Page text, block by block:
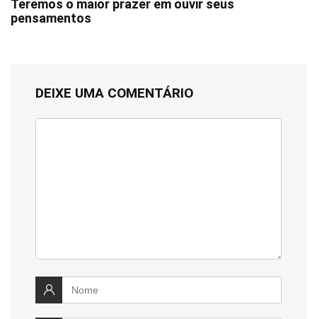
Teremos o maior prazer em ouvir seus
pensamentos
DEIXE UMA COMENTÁRIO